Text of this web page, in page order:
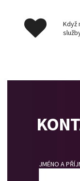
Když
JMÉNO A